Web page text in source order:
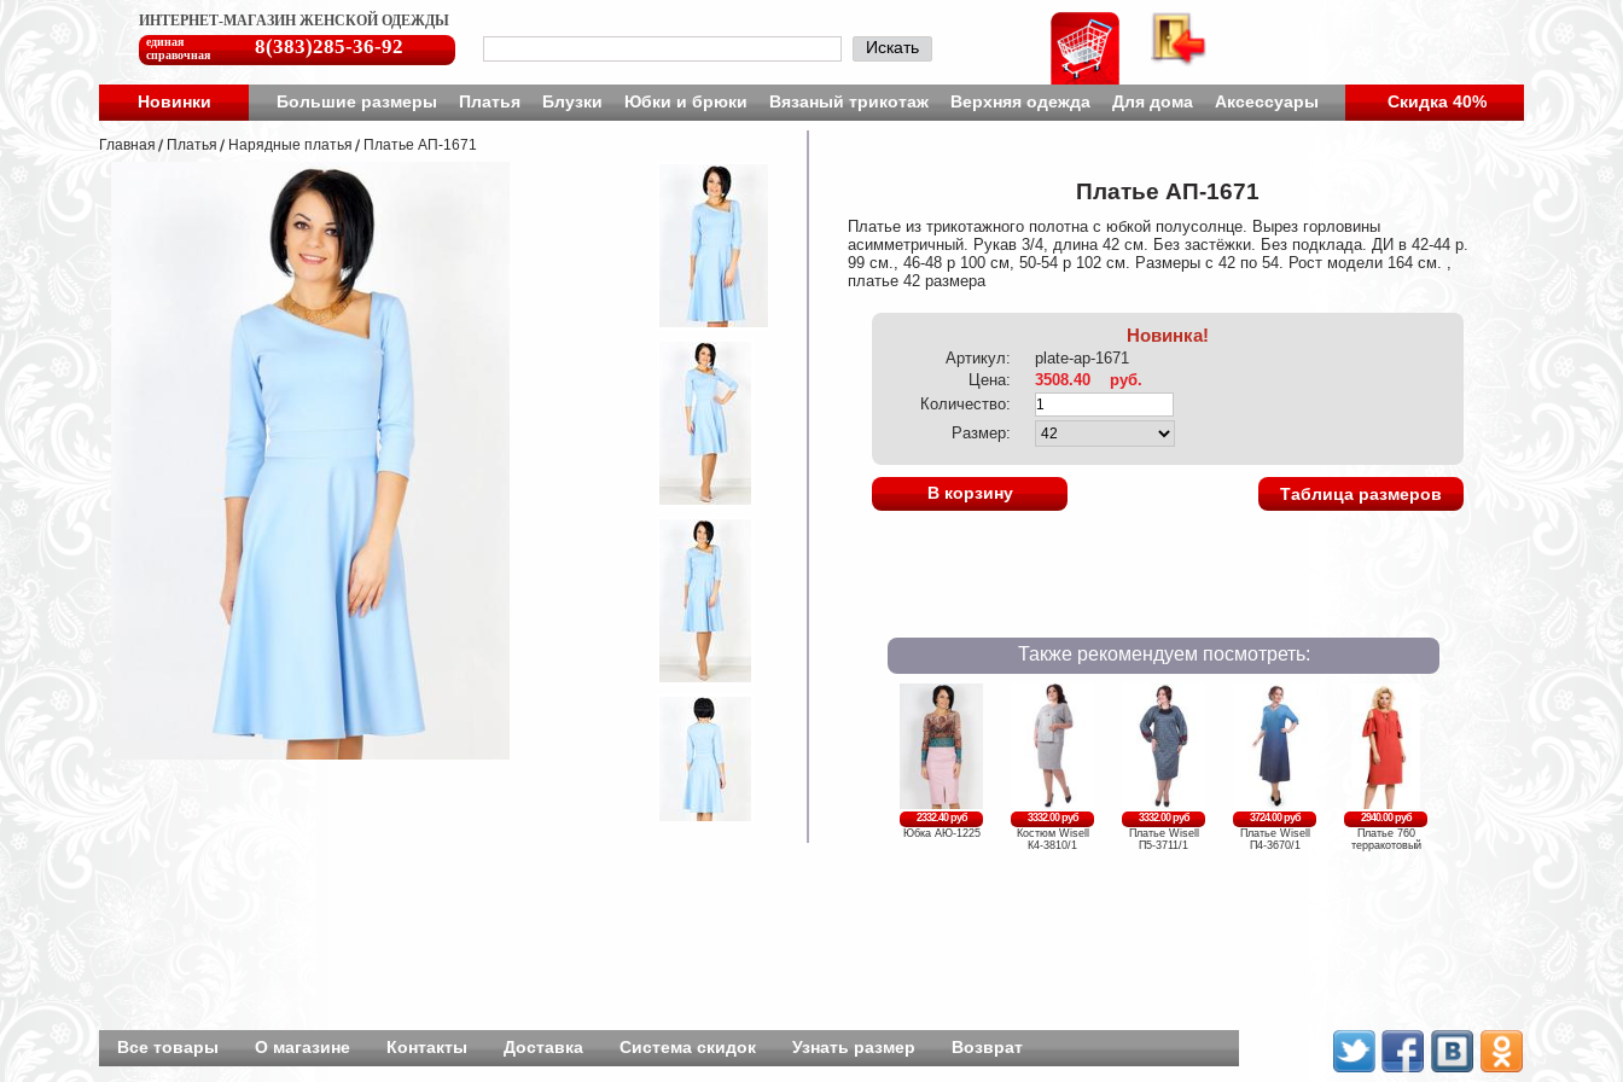
ИНТЕРНЕТ-МАГАЗИН ЖЕНСКОЙ ОДЕЖДЫ
единая
справочная
8(383)285-36-92 Искать
Новинки Большие размеры Платья Блузки Юбки и брюки Вязаный трикотаж Верхняя одежда Для дома Аксессуары Скидка 40%
Главная Платья Нарядные платья Платье АП-1671
Платье АП-1671
Платье из трикотажного полотна с юбкой полусолнце. Вырез горловины
асимметричный. Рукав 3/4, длина 42 см. Без застёжки. Без подклада. ДИ в 42-44 р.
99 см., 46-48 р 100 см, 50-54 р 102 см. Размеры с 42 по 54. Рост модели 164 см. ,
платье 42 размера
Новинка!
Артикул:
plate-ap-1671
Цена:
3508.40
руб.
Количество:
Размер:
В корзину Таблица размеров
Также рекомендуем посмотреть:
2332.40 руб
Юбка АЮ-1225
3332.00 руб
Костюм Wisell
К4-3810/1
3332.00 руб
Платье Wisell
П5-3711/1
3724.00 руб
Платье Wisell
П4-3670/1
2940.00 руб
Платье 760
терракотовый
Все товары О магазине Контакты Доставка Система скидок Узнать размер Возврат